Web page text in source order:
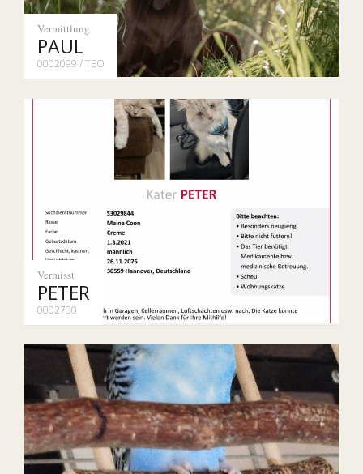
Vermittlung
PAUL
0002099 / TEO
Vermisst
PETER
0002730